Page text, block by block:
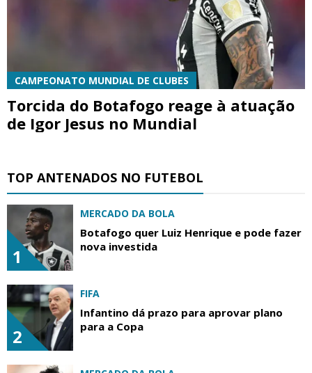
CAMPEONATO MUNDIAL DE CLUBES
Torcida do Botafogo reage à atuação
de Igor Jesus no Mundial
TOP ANTENADOS NO FUTEBOL
1
MERCADO DA BOLA
Botafogo quer Luiz Henrique e pode fazer
nova investida
2
FIFA
Infantino dá prazo para aprovar plano
para a Copa